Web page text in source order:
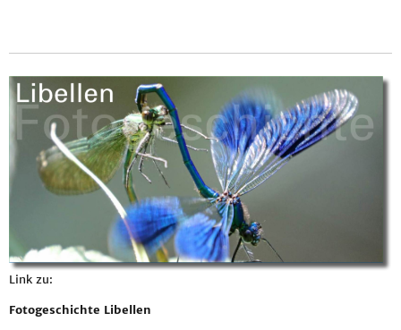
Link zu:
Fotogeschichte Libellen